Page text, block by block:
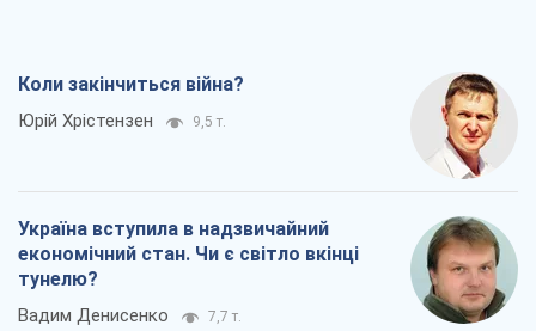
Коли закінчиться війна?
Юрій Хрістензен 9,5 т.
Україна вступила в надзвичайний
економічний стан. Чи є світло вкінці
тунелю?
Вадим Денисенко 7,7 т.